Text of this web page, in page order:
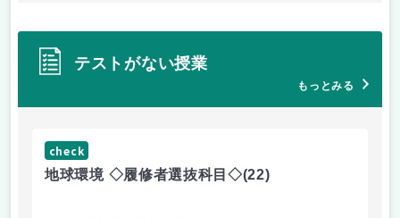
テストがない授業
もっとみる
check
地球環境 ◇履修者選抜科目◇(22)